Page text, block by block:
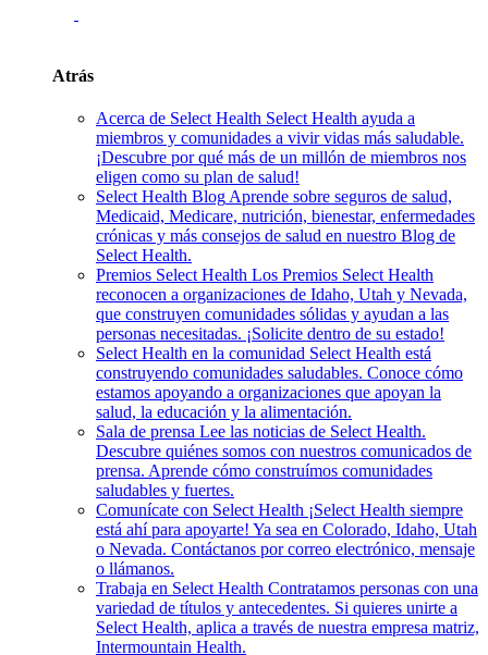
Atrás
Acerca de Select Health Select Health ayuda a
miembros y comunidades a vivir vidas más saludable.
¡Descubre por qué más de un millón de miembros nos
eligen como su plan de salud!
Select Health Blog Aprende sobre seguros de salud,
Medicaid, Medicare, nutrición, bienestar, enfermedades
crónicas y más consejos de salud en nuestro Blog de
Select Health.
Premios Select Health Los Premios Select Health
reconocen a organizaciones de Idaho, Utah y Nevada,
que construyen comunidades sólidas y ayudan a las
personas necesitadas. ¡Solicite dentro de su estado!
Select Health en la comunidad Select Health está
construyendo comunidades saludables. Conoce cómo
estamos apoyando a organizaciones que apoyan la
salud, la educación y la alimentación.
Sala de prensa Lee las noticias de Select Health.
Descubre quiénes somos con nuestros comunicados de
prensa. Aprende cómo construímos comunidades
saludables y fuertes.
Comunícate con Select Health ¡Select Health siempre
está ahí para apoyarte! Ya sea en Colorado, Idaho, Utah
o Nevada. Contáctanos por correo electrónico, mensaje
o llámanos.
Trabaja en Select Health Contratamos personas con una
variedad de títulos y antecedentes. Si quieres unirte a
Select Health, aplica a través de nuestra empresa matriz,
Intermountain Health.